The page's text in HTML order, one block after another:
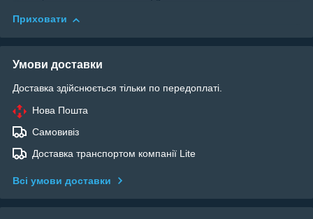
Приховати
Умови доставки
Доставка здійснюється тільки по передоплаті.
Нова Пошта
Самовивіз
Доставка транспортом компанії Lite
Всі умови доставки